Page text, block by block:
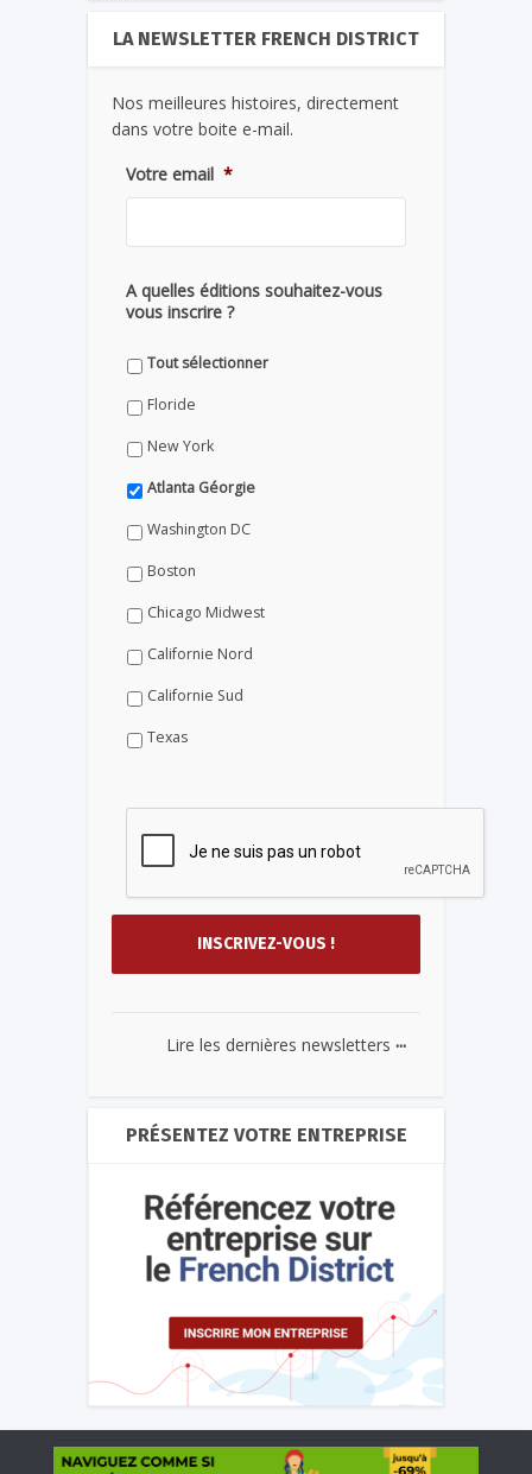
LA NEWSLETTER FRENCH DISTRICT
Nos meilleures histoires, directement
dans votre boite e-mail.
Votre email *
A quelles éditions souhaitez-vous
vous inscrire ?
Tout sélectionner
Floride
New York
Atlanta Géorgie
Washington DC
Boston
Chicago Midwest
Californie Nord
Californie Sud
Texas
Lire les dernières newsletters ...
PRÉSENTEZ VOTRE ENTREPRISE